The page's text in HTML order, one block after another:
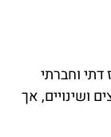
מרכז דתי וחברתי
ושינויים, אך